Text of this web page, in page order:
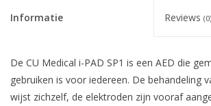
Informatie Reviews (0)
De CU Medical i-PAD SP1 is een AED die
gebruiken is voor iedereen. De behandeling
wijst zichzelf, de elektroden zijn vooraf